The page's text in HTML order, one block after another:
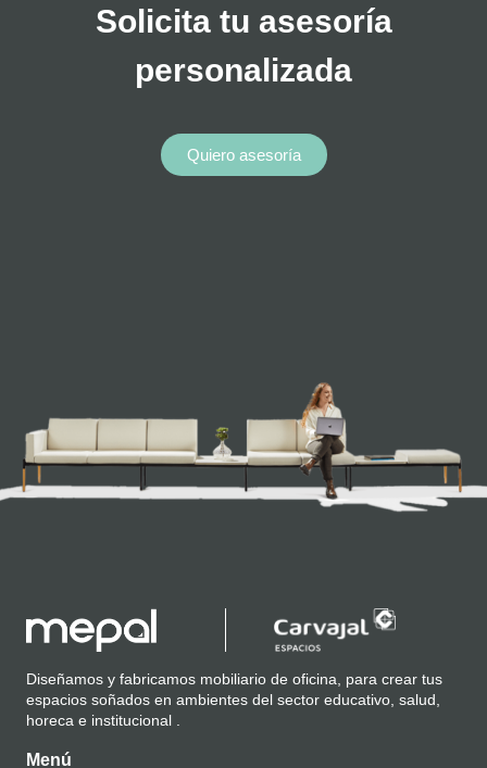
Solicita tu asesoría
personalizada
Quiero asesoría
Diseñamos y fabricamos mobiliario de oficina, para crear tus
espacios soñados en ambientes del sector educativo, salud,
horeca e institucional .
Menú